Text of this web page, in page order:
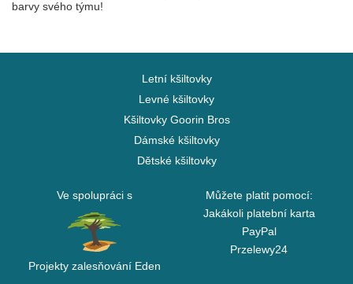
barvy svého týmu!
Letní kšiltovky
Levné kšiltovky
Kšiltovky Goorin Bros
Dámské kšiltovky
Dětské kšiltovky
Ve spolupráci s
Projekty zalesňování Eden
Můžete platit pomocí:
Jakákoli platební karta
PayPal
Przelewy24